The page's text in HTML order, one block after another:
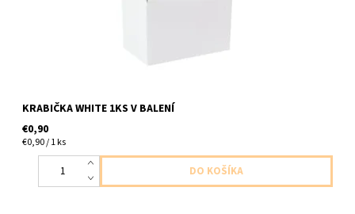
KRABIČKA WHITE 1KS V BALENÍ
€0,90
€0,90 / 1 ks